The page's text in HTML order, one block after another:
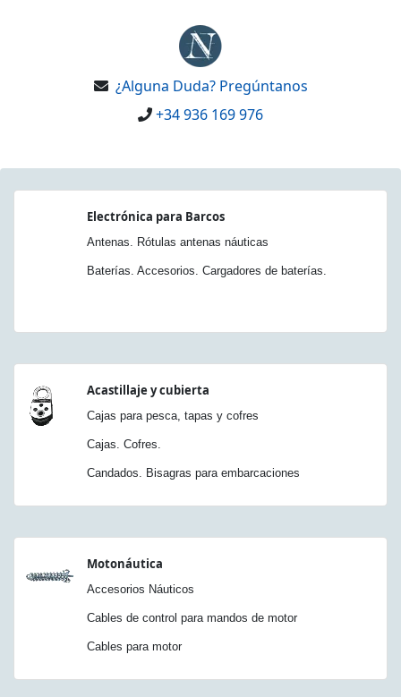
¿Alguna Duda? Pregúntanos
+34 936 169 976
Electrónica para Barcos
Antenas. Rótulas antenas náuticas
Baterías. Accesorios. Cargadores de baterías.
Acastillaje y cubierta
Cajas para pesca, tapas y cofres
Cajas. Cofres.
Candados. Bisagras para embarcaciones
Motonáutica
Accesorios Náuticos
Cables de control para mandos de motor
Cables para motor